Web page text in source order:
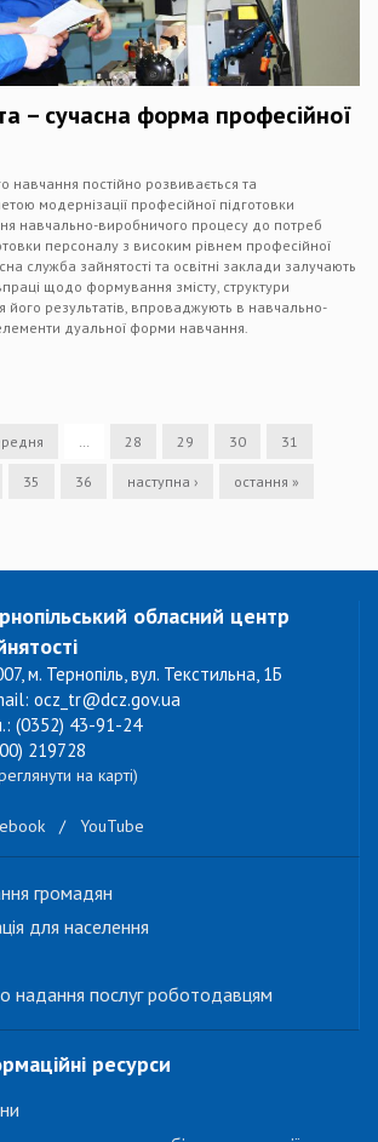
– сучасна форма професійної
навчання постійно розвивається та
модернізації професійної підготовки
навчально-виробничого процесу до потреб
персоналу з високим рівнем професійної
служба зайнятості та освітні заклади залучають
щодо формування змісту, структури
його результатів, впроваджують в навчально-
дуальної форми навчання.
… 28 29 30 31
35 36 наступна › остання »
обласний центр
м. Тернопіль, вул. Текстильна, 1Б
ocz_tr@dcz.gov.ua
(0352) 43-91-24
219728
на карті)
/ YouTube
громадян
для населення
надання послуг роботодавцям
ресурси